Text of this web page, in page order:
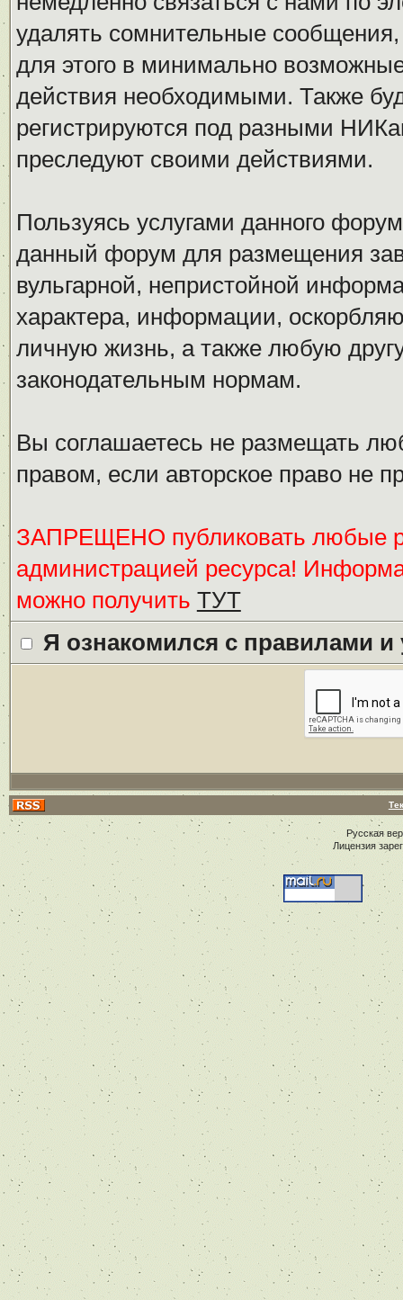
удалять сомнительные
для этого в минимально
действия необходимыми. Также
регистрируются под разными
преследуют своими действиями.
Пользуясь услугами данного
данный форум для размещения
вульгарной, непристойной
характера, информации,
личную жизнь, а также любую
законодательным нормам.
Вы соглашаетесь не размещать
правом, если авторское право не
ЗАПРЕЩЕНО публиковать любые
администрацией ресурса!
можно получить ТУТ
Я ознакомился с правилами
Русская
Лицензия